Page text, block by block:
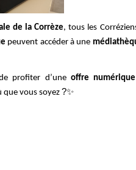
de la Corrèze, tous les
peuvent accéder à une
profiter d’une offre
que vous soyez ?✨